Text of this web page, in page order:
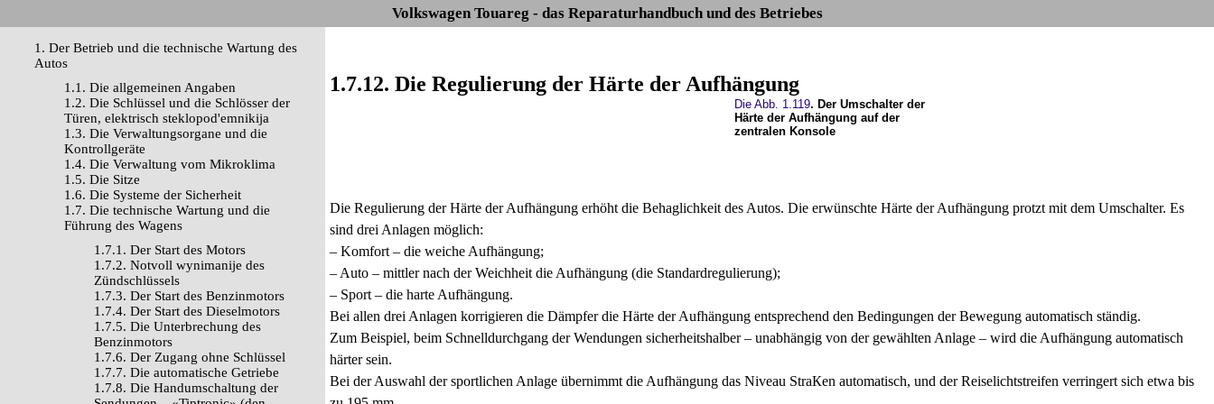
Volkswagen Touareg - das Reparaturhandbuch und des Betriebes
1. Der Betrieb und die technische Wartung des
Autos
1.1. Die allgemeinen Angaben
1.2. Die Schlüssel und die Schlösser der
Türen, elektrisch steklopod'emnikija
1.3. Die Verwaltungsorgane und die
Kontrollgeräte
1.4. Die Verwaltung vom Mikroklima
1.5. Die Sitze
1.6. Die Systeme der Sicherheit
1.7. Die technische Wartung und die
Führung des Wagens
1.7.1. Der Start des Motors
1.7.2. Notvoll wynimanije des
Zündschlüssels
1.7.3. Der Start des Benzinmotors
1.7.4. Der Start des Dieselmotors
1.7.5. Die Unterbrechung des
Benzinmotors
1.7.6. Der Zugang ohne Schlüssel
1.7.7. Die automatische Getriebe
1.7.8. Die Handumschaltung der
1.7.12. Die Regulierung der Härte der Aufhängung
Die Abb. 1.119. Der Umschalter der
Härte der Aufhängung auf der
zentralen Konsole
Die Regulierung der Härte der Aufhängung erhöht die Behaglichkeit des Autos. Die erwünschte Härte der Aufhängung protzt mit dem Umschalter. Es
sind drei Anlagen möglich:
– Komfort – die weiche Aufhängung;
– Auto – mittler nach der Weichheit die Aufhängung (die Standardregulierung);
– Sport – die harte Aufhängung.
Bei allen drei Anlagen korrigieren die Dämpfer die Härte der Aufhängung entsprechend den Bedingungen der Bewegung automatisch ständig.
Zum Beispiel, beim Schnelldurchgang der Wendungen sicherheitshalber – unabhängig von der gewählten Anlage – wird die Aufhängung automatisch
härter sein.
Bei der Auswahl der sportlichen Anlage übernimmt die Aufhängung das Niveau StraКen automatisch, und der Reiselichtstreifen verringert sich etwa bis